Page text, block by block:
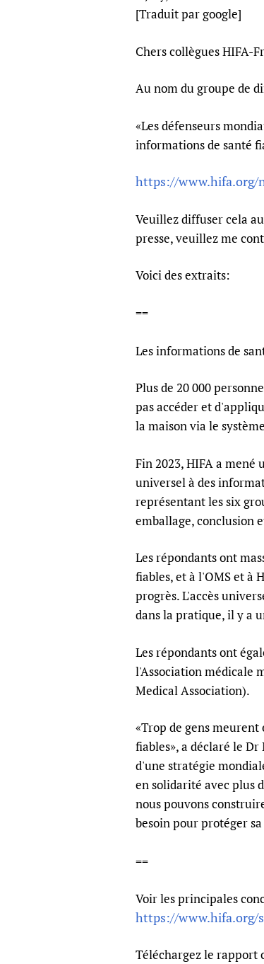
Publications
[Traduit par google]
Chers collègues HIFA-
Au nom du groupe de
«Les défenseurs
informations de santé
https://www.hifa.org/
Veuillez diffuser cela
presse, veuillez me
Voici des extraits:
==
Les informations de
Plus de 20 000
pas accéder et
la maison via le
Fin 2023, HIFA a
universel à des
représentant les six
emballage, conclusion
Les répondants ont
fiables, et à l'OMS et à
progrès. L'accès
dans la pratique, il y a
Les répondants ont
l'Association médicale
Medical Association).
«Trop de gens
fiables», a déclaré le
d'une stratégie
en solidarité avec plus
nous pouvons
besoin pour protéger
==
Voir les principales
https://www.hifa.org/
Téléchargez le rapport